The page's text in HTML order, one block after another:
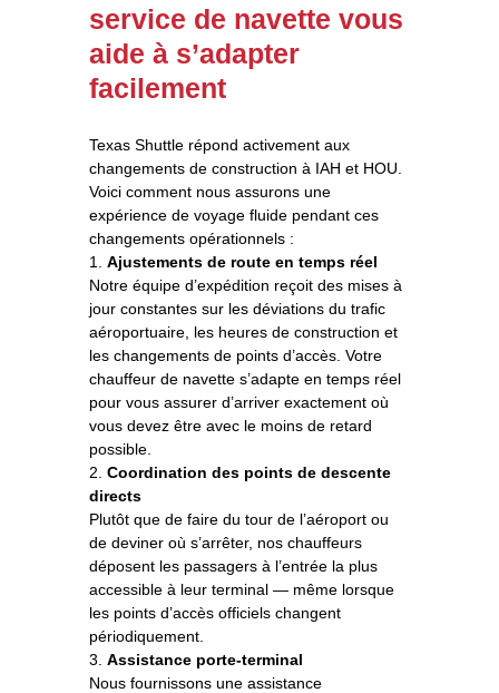
service de navette vous
aide à s’adapter
facilement
Texas Shuttle répond activement aux
changements de construction à IAH et HOU.
Voici comment nous assurons une
expérience de voyage fluide pendant ces
changements opérationnels :
1. Ajustements de route en temps réel
Notre équipe d’expédition reçoit des mises à
jour constantes sur les déviations du trafic
aéroportuaire, les heures de construction et
les changements de points d’accès. Votre
chauffeur de navette s’adapte en temps réel
pour vous assurer d’arriver exactement où
vous devez être avec le moins de retard
possible.
2. Coordination des points de descente
directs
Plutôt que de faire du tour de l’aéroport ou
de deviner où s’arrêter, nos chauffeurs
déposent les passagers à l’entrée la plus
accessible à leur terminal — même lorsque
les points d’accès officiels changent
périodiquement.
3. Assistance porte-terminal
Nous fournissons une assistance